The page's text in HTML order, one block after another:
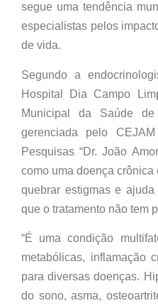
segue uma tendência
especialistas pelos
de vida.
Segundo a
Hospital Dia Campo
Municipal da Saúde
gerenciada pelo
Pesquisas “Dr. João
como uma doença crônica
quebrar estigmas e
que o tratamento não tem
“É uma condição
metabólicas, inflamação
para diversas doenças.
do sono, asma,